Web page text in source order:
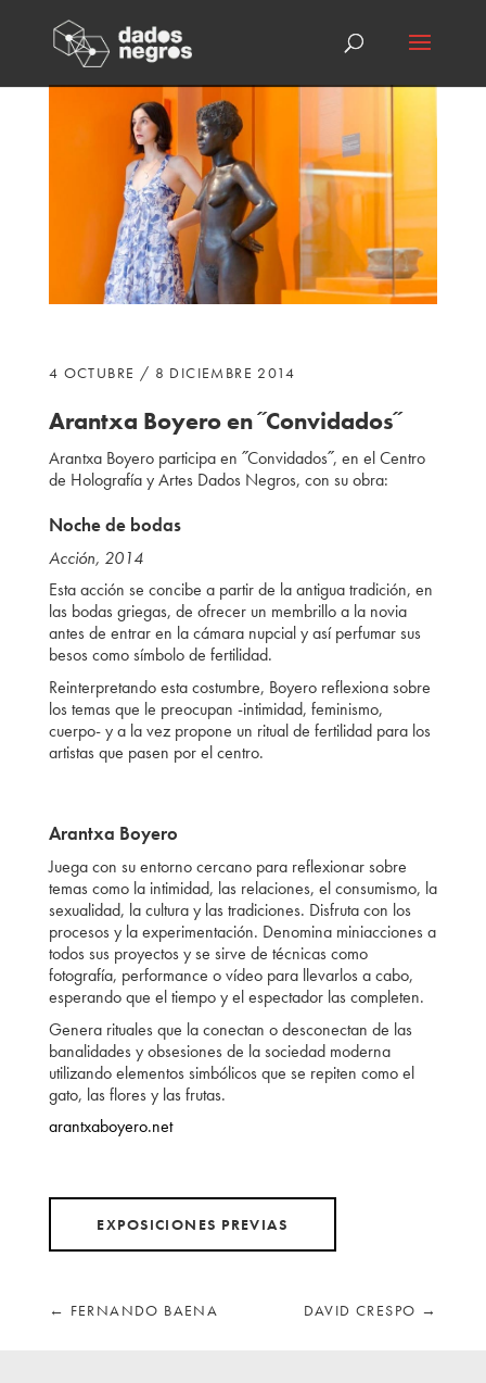
4 OCTUBRE / 8 DICIEMBRE 2014
Arantxa Boyeroen ˝Convidados˝
Arantxa Boyeroparticipa en ˝Convidados˝, en el Centro
de Holografía y Artes Dados Negros, con su obra:
Noche de bodas
Acción, 2014
Esta acción se concibe a partir de la antigua tradición, en
las bodas griegas, de ofrecer un membrillo a la novia
antes de entrar en la cámara nupcial y así perfumar sus
besos como símbolo de fertilidad.
Reinterpretando esta costumbre, Boyero reflexiona sobre
los temas que le preocupan -intimidad, feminismo,
cuerpo- y a la vez propone un ritual de fertilidad para los
artistas que pasen por el centro.
Arantxa Boyero
Juega con su entorno cercano para reflexionar sobre
temas como la intimidad, las relaciones, el consumismo, la
sexualidad, la cultura y las tradiciones. Disfruta con los
procesos y la experimentación. Denomina miniacciones a
todos sus proyectos y se sirve de técnicas como
fotografía, performance o vídeo para llevarlos a cabo,
esperando que el tiempo y el espectador las completen.
Genera rituales que la conectan o desconectan de las
banalidades y obsesiones de la sociedad moderna
utilizando elementos simbólicos que se repiten como el
gato, las flores y las frutas.
arantxaboyero.net
EXPOSICIONES PREVIAS
← FERNANDO BAENA DAVID CRESPO →